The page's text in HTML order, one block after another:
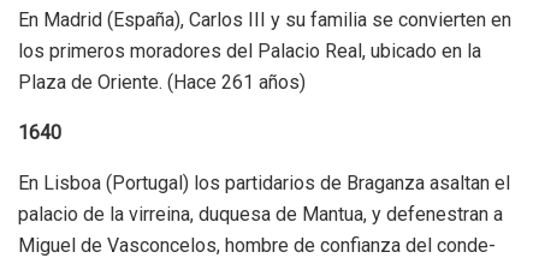
En Madrid (España), Carlos III y su familia se convierten en
los primeros moradores del Palacio Real, ubicado en la
Plaza de Oriente. (Hace 261 años)
1640
En Lisboa (Portugal) los partidarios de Braganza asaltan el
palacio de la virreina, duquesa de Mantua, y defenestran a
Miguel de Vasconcelos, hombre de confianza del conde-